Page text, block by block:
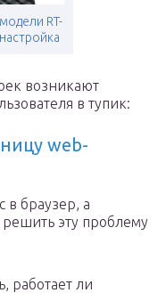
RT-
возникают
в тупик:
web-
в браузер, а
решить эту проблему
работает ли